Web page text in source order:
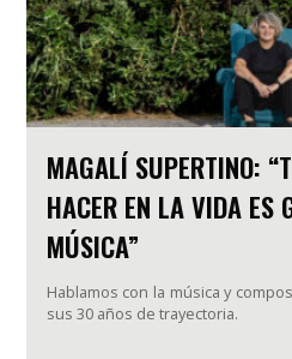
MAGALÍ SUPERTINO:
HACER EN LA VIDA ES
MÚSICA”
Hablamos con la música y
sus 30 años de trayectoria.